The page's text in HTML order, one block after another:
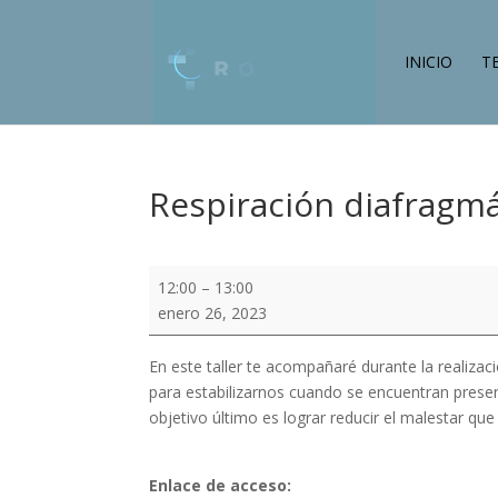
INICIO
Respiración
Respiración
diafragmática
12:00 – 13:00
enero 26, 2023
En este taller te acompañaré durante la
para estabilizarnos cuando se encuentran
objetivo último es lograr reducir el malestar
Enlace de acceso: